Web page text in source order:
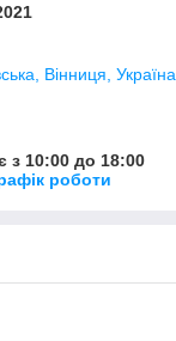
Вінниця, Україна
з 10:00 до 18:00
роботи